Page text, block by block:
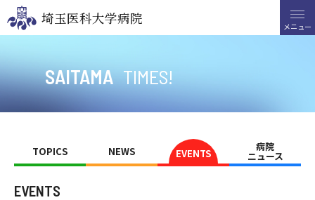
埼玉医科大学病院 メニュー
SAITAMA TIMES!
TOPICS NEWS EVENTS
病院
ニュース
EVENTS
埼玉医科大学病院 メニュー
番号案内
049-276-1111
1465
〒350-0495